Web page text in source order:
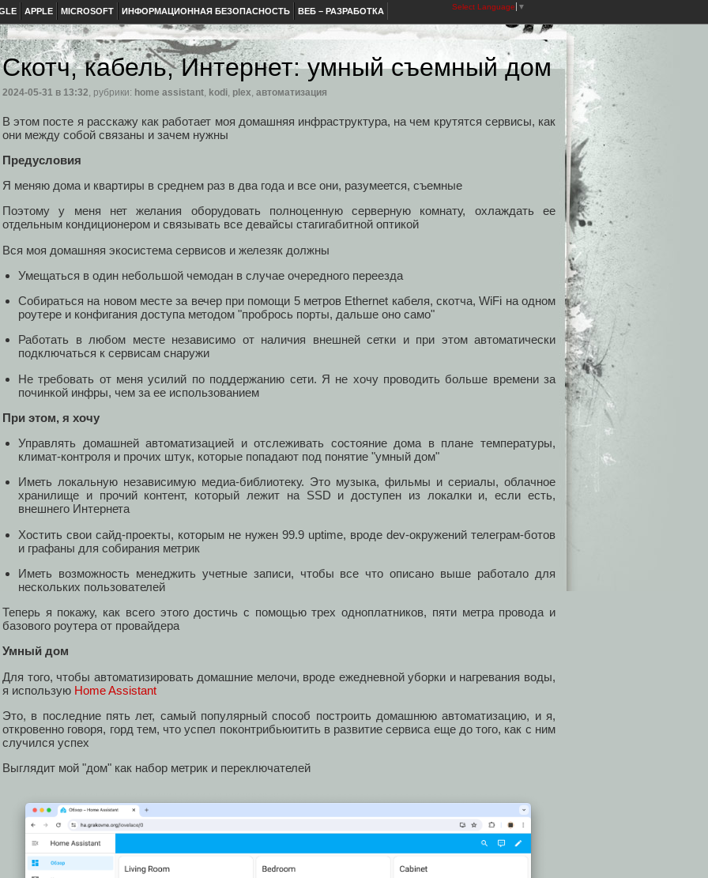
APPLE MICROSOFT ИНФОРМАЦИОННАЯ БЕЗОПАСНОСТЬ ВЕБ – РАЗРАБОТКА Select Language ▼
Скотч, кабель, Интернет: умный съемный дом
2024-05-31 в 13:32, рубрики: home assistant, kodi, plex, автоматизация
В этом посте я расскажу как работает моя домашняя инфраструктура, на чем крутятся сервисы, как
они между собой связаны и зачем нужны
Предусловия
Я меняю дома и квартиры в среднем раз в два года и все они, разумеется, съемные
Поэтому у меня нет желания оборудовать полноценную серверную комнату, охлаждать ее
отдельным кондиционером и связывать все девайсы стагигабитной оптикой
Вся моя домашняя экосистема сервисов и железяк должны
Умещаться в один небольшой чемодан в случае очередного переезда
Собираться на новом месте за вечер при помощи 5 метров Ethernet кабеля, скотча, WiFi на одном
роутере и конфигания доступа методом "пробрось порты, дальше оно само"
Работать в любом месте независимо от наличия внешней сетки и при этом автоматически
подключаться к сервисам снаружи
Не требовать от меня усилий по поддержанию сети. Я не хочу проводить больше времени за
починкой инфры, чем за ее использованием
При этом, я хочу
Управлять домашней автоматизацией и отслеживать состояние дома в плане температуры,
климат-контроля и прочих штук, которые попадают под понятие "умный дом"
Иметь локальную независимую медиа-библиотеку. Это музыка, фильмы и сериалы, облачное
хранилище и прочий контент, который лежит на SSD и доступен из локалки и, если есть,
внешнего Интернета
Хостить свои сайд-проекты, которым не нужен 99.9 uptime, вроде dev-окружений телеграм-ботов
и графаны для собирания метрик
Иметь возможность менеджить учетные записи, чтобы все что описано выше работало для
нескольких пользователей
Теперь я покажу, как всего этого достичь с помощью трех одноплатников, пяти метра провода и
базового роутера от провайдера
Умный дом
Для того, чтобы автоматизировать домашние мелочи, вроде ежедневной уборки и нагревания воды,
я использую Home Assistant
Это, в последние пять лет, самый популярный способ построить домашнюю автоматизацию, и я,
откровенно говоря, горд тем, что успел поконтрибьюитить в развитие сервиса еще до того, как с ним
случился успех
Выглядит мой "дом" как набор метрик и переключателей